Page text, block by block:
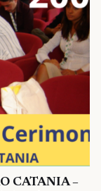
CATANIA –